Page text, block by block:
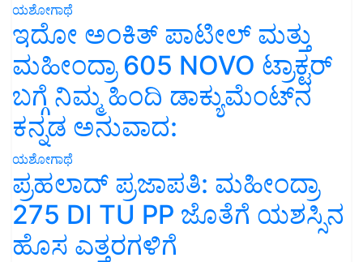
ಯಶೋಗಾಥೆ
ಇದೋ ಅಂಕಿತ್ ಪಾಟೀಲ್ ಮತ್ತು
ಮಹೀಂದ್ರಾ 605 NOVO ಟ್ರಾಕ್ಟರ್
ಬಗ್ಗೆ ನಿಮ್ಮ ಹಿಂದಿ ಡಾಕ್ಯುಮೆಂಟ್‌ನ
ಕನ್ನಡ ಅನುವಾದ:
ಯಶೋಗಾಥೆ
ಪ್ರಹಲಾದ್ ಪ್ರಜಾಪತಿ: ಮಹೀಂದ್ರಾ
275 DI TU PP ಜೊತೆಗೆ ಯಶಸ್ಸಿನ
ಹೊಸ ಎತ್ತರಗಳಿಗೆ